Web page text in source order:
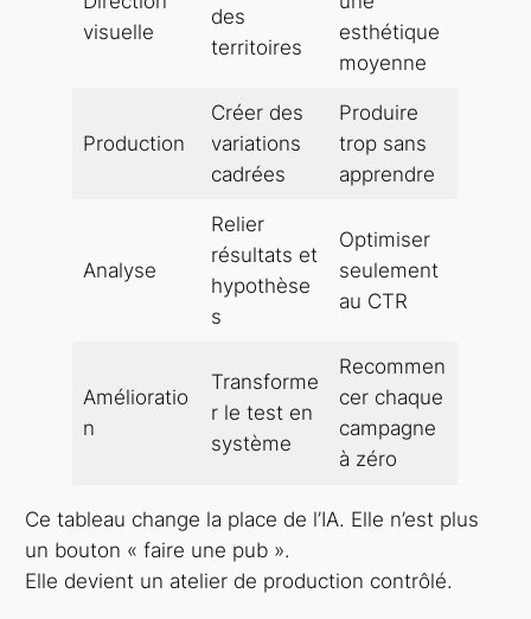
visuelle
des
territoires
esthétique
moyenne
Production
Créer des
variations
cadrées
Produire
trop sans
apprendre
Analyse
Relier
résultats et
hypothèse
s
Optimiser
seulement
au CTR
Amélioratio
n
Transforme
r le test en
système
Recommen
cer chaque
campagne
à zéro
Ce tableau change la place de l’IA. Elle n’est plus
un bouton « faire une pub ».
Elle devient un atelier de production contrôlé.